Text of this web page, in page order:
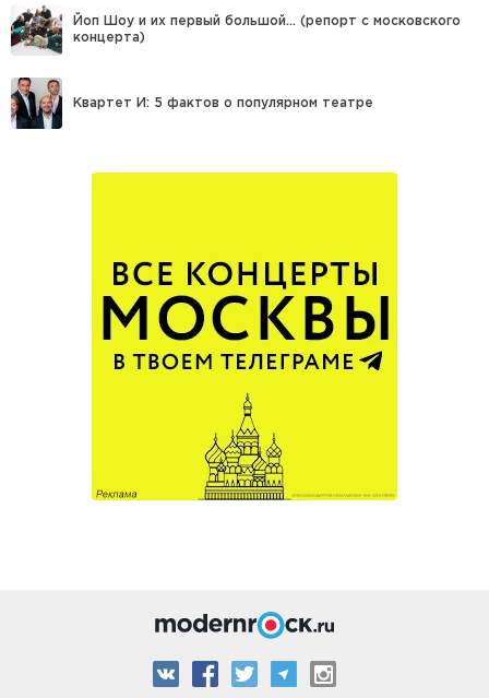
Йоп Шоу и их первый большой… (репорт с московского
концерта)
Квартет И: 5 фактов о популярном театре